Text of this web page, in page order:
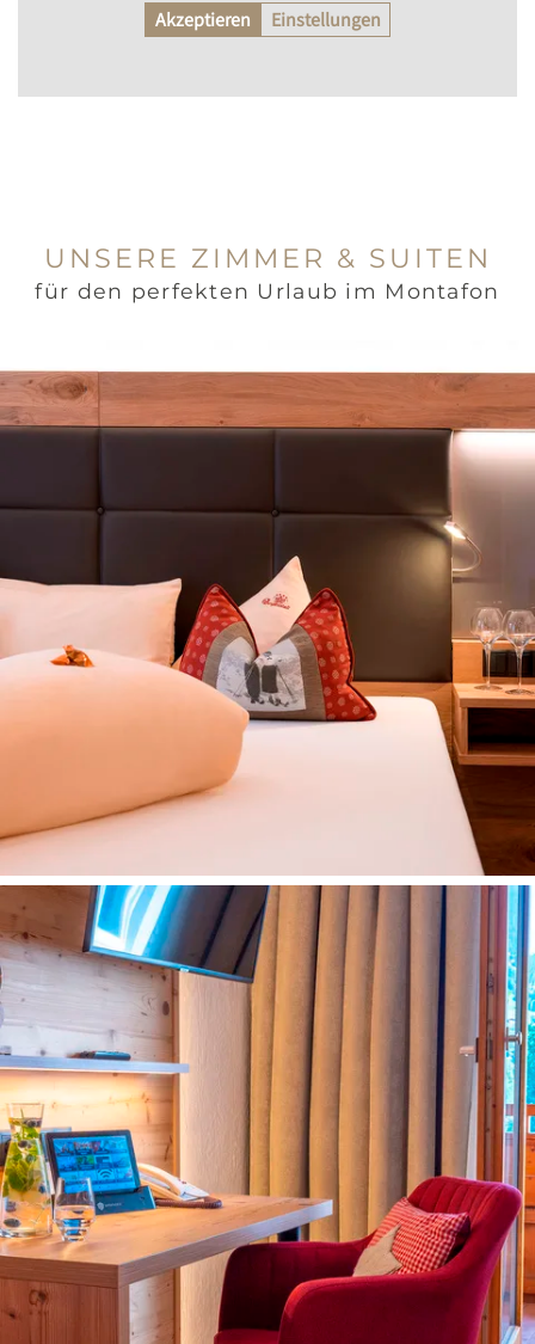
Akzeptieren
Einstellungen
UNSERE ZIMMER & SUITEN
für den perfekten Urlaub im Montafon